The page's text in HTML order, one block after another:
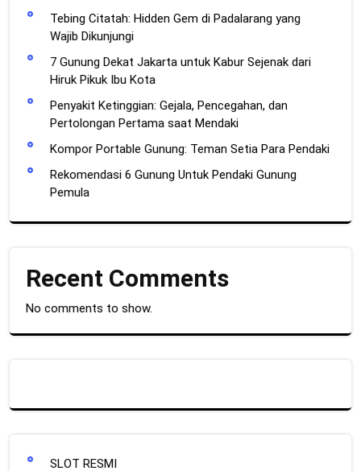
Tebing Citatah: Hidden Gem di Padalarang yang
Wajib Dikunjungi
7 Gunung Dekat Jakarta untuk Kabur Sejenak dari
Hiruk Pikuk Ibu Kota
Penyakit Ketinggian: Gejala, Pencegahan, dan
Pertolongan Pertama saat Mendaki
Kompor Portable Gunung: Teman Setia Para Pendaki
Rekomendasi 6 Gunung Untuk Pendaki Gunung
Pemula
Recent Comments
No comments to show.
SLOT RESMI